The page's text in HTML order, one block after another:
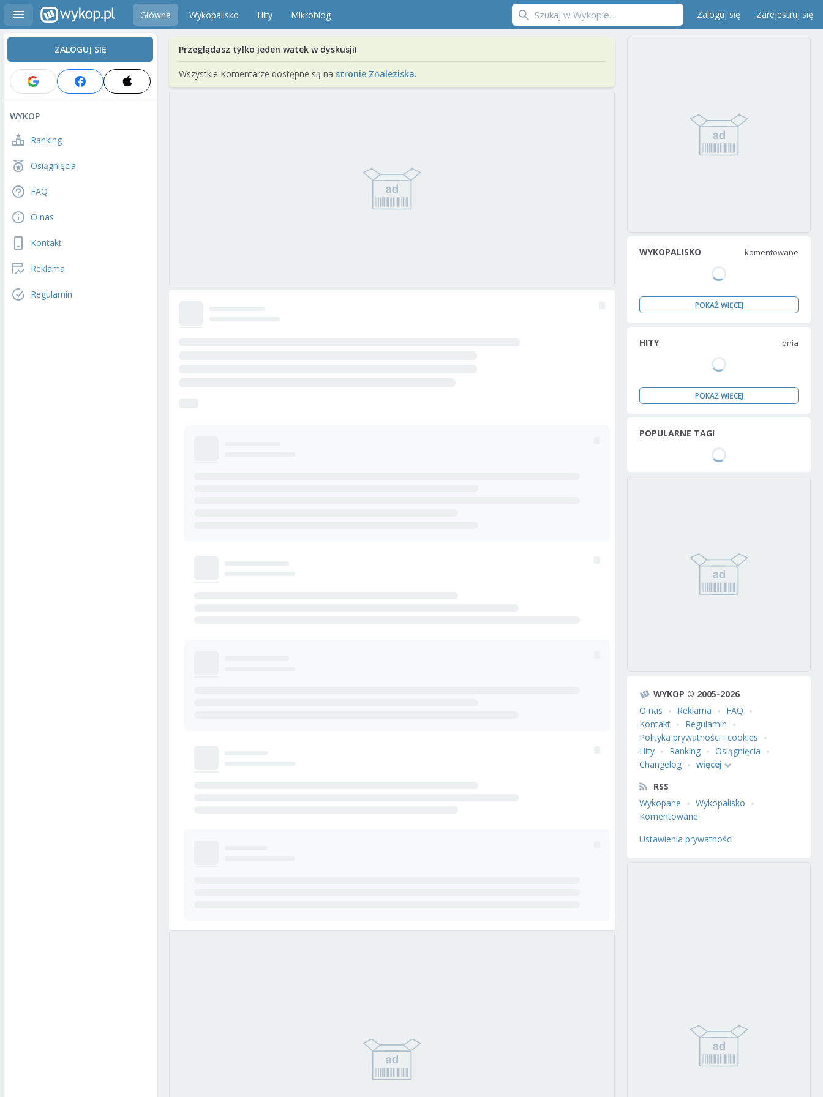
Główna Wykopalisko Hity Mikroblog Zaloguj się Zarejestruj się
ZALOGUJ SIĘ
WYKOP
Ranking
Osiągnięcia
FAQ
O nas
Kontakt
Reklama
Regulamin
Przeglądasz tylko jeden wątek w dyskusji!
Wszystkie Komentarze dostępne są na stronie Znaleziska.
WYKOPALISKO komentowane
POKAŻ WIĘCEJ
HITY dnia
POKAŻ WIĘCEJ
POPULARNE TAGI
WYKOP © 2005-2026
O nas
Reklama
FAQ
Kontakt
Regulamin
Polityka prywatności i cookies
Hity
Ranking
Osiągnięcia
Changelog
więcej
RSS
Wykopane
Wykopalisko
Komentowane
Ustawienia prywatności